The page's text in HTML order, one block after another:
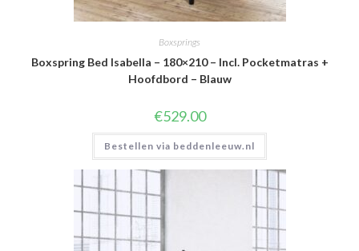
Boxsprings
Boxspring Bed Isabella – 180×210 – Incl. Pocketmatras +
Hoofdbord – Blauw
€529.00
Bestellen via beddenleeuw.nl